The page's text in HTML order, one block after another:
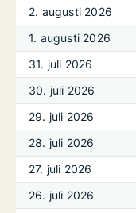
2. augusti 2026
1. augusti 2026
31. juli 2026
30. juli 2026
29. juli 2026
28. juli 2026
27. juli 2026
26. juli 2026